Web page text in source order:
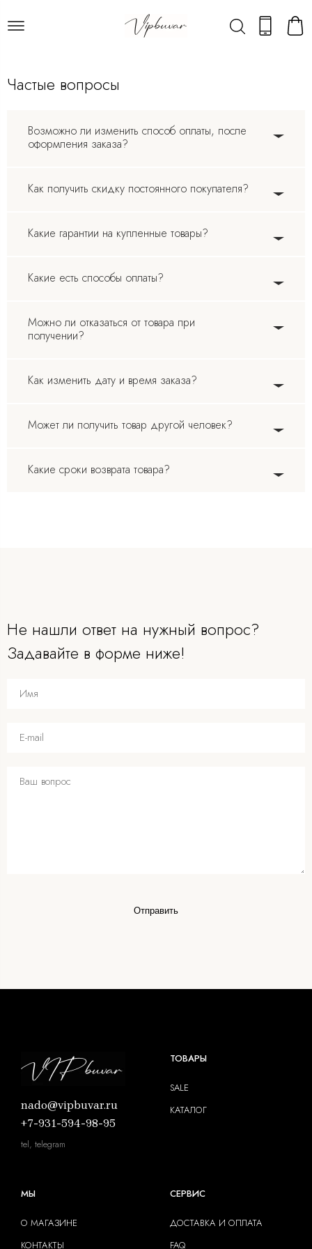
Частые вопросы
Возможно ли изменить способ оплаты, после
оформления заказа?
Как получить скидку постоянного покупателя?
Какие гарантии на купленные товары?
Какие есть способы оплаты?
Можно ли отказаться от товара при
получении?
Как изменить дату и время заказа?
Может ли получить товар другой человек?
Какие сроки возврата товара?
Не нашли ответ на нужный вопрос?
Задавайте в форме ниже!
Отправить
nado@vipbuvar.ru
+7-931-594-98-95
tel, telegram
ТОВАРЫ
SALE
КАТАЛОГ
МЫ
О МАГАЗИНЕ
КОНТАКТЫ
СЕРВИС
ДОСТАВКА И ОПЛАТА
FAQ